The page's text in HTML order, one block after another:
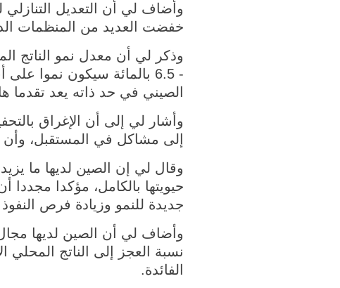
وأضاف لي أن التعديل التنازلي
خفضت العديد من المنظمات
- 6.5 بالمائة سيكون نموا
الصيني في حد ذاته يعد تقدما
وأشار لي إلى أن الإغراق
إلى مشاكل في المستقبل،
حيويتها بالكامل، مؤكدا
جديدة للنمو وزيادة فرص
وأضاف لي أن الصين لديها
نسبة العجز إلى الناتج
الفائدة.